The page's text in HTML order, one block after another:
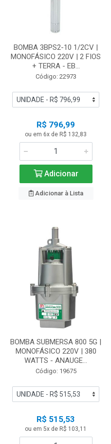
BOMBA 3BPS2-10 1/2CV |
MONOFÁSICO 220V | 2 FIOS
+ TERRA - EB...
Código: 22973
R$ 796,99
ou em 6x de R$ 132,83
Adicionar
Adicionar à Lista
BOMBA SUBMERSA 800 5G |
MONOFÁSICO 220V | 380
WATTS - ANAUGE...
Código: 19675
R$ 515,53
ou em 5x de R$ 103,11